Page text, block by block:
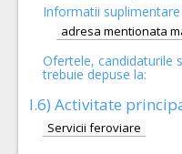
Informatii
adresa mentionata
Ofertele, candidaturile
trebuie depuse la:
I.6) Activitate
Servicii feroviare